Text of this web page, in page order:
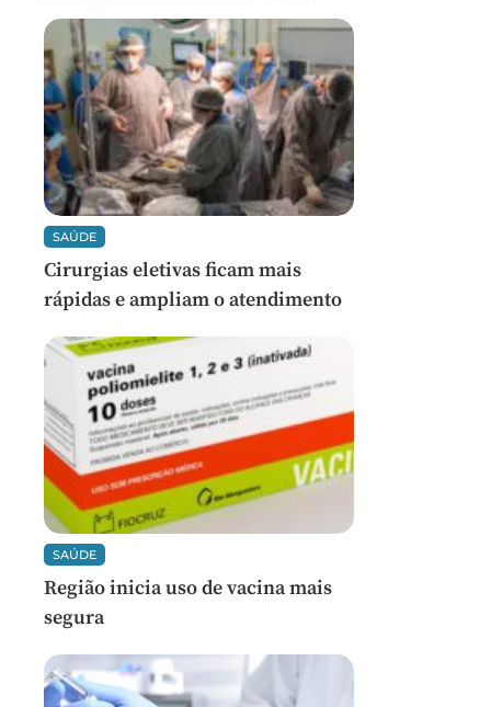
SAÚDE
Cirurgias eletivas ficam mais
rápidas e ampliam o atendimento
SAÚDE
Região inicia uso de vacina mais
segura